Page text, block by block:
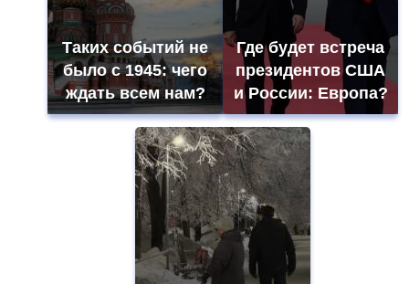
Таких событий не
было с 1945: чего
ждать всем нам?
Где будет встреча
президентов США
и России: Европа?